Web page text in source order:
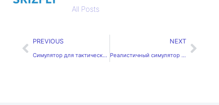
All Posts
PREVIOUS
Симулятор для тактических операций дронов: тактическая подготовка операторов
NEXT
Реалистичный симулятор воздушных боевых операций с дронами